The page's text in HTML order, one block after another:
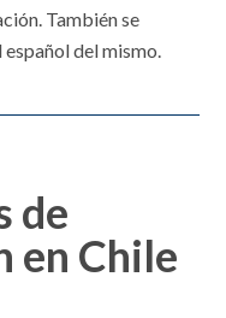
También se
del mismo.
de
en Chile